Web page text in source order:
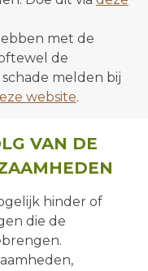
met de
de
melden bij
website.
VAN DE
hinder of
die de